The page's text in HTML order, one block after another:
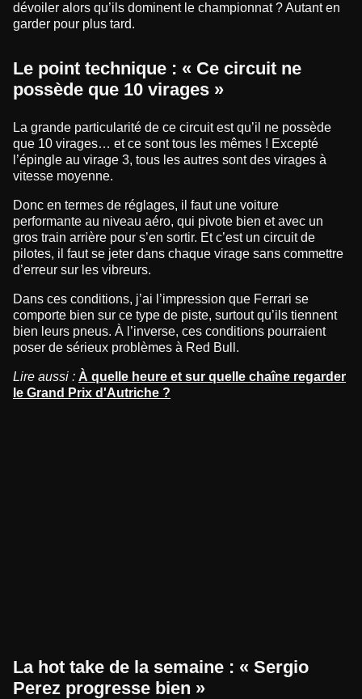
dévoiler alors qu’ils dominent le championnat ? Autant en
garder pour plus tard.
Le point technique : « Ce circuit ne
possède que 10 virages »
La grande particularité de ce circuit est qu’il ne possède
que 10 virages… et ce sont tous les mêmes ! Excepté
l’épingle au virage 3, tous les autres sont des virages à
vitesse moyenne.
Donc en termes de réglages, il faut une voiture
performante au niveau aéro, qui pivote bien et avec un
gros train arrière pour s’en sortir. Et c’est un circuit de
pilotes, il faut se jeter dans chaque virage sans commettre
d’erreur sur les vibreurs.
Dans ces conditions, j’ai l’impression que Ferrari se
comporte bien sur ce type de piste, surtout qu’ils tiennent
bien leurs pneus. À l’inverse, ces conditions pourraient
poser de sérieux problèmes à Red Bull.
Lire aussi : À quelle heure et sur quelle chaîne regarder
le Grand Prix d'Autriche ?
La hot take de la semaine : « Sergio
Perez progresse bien »